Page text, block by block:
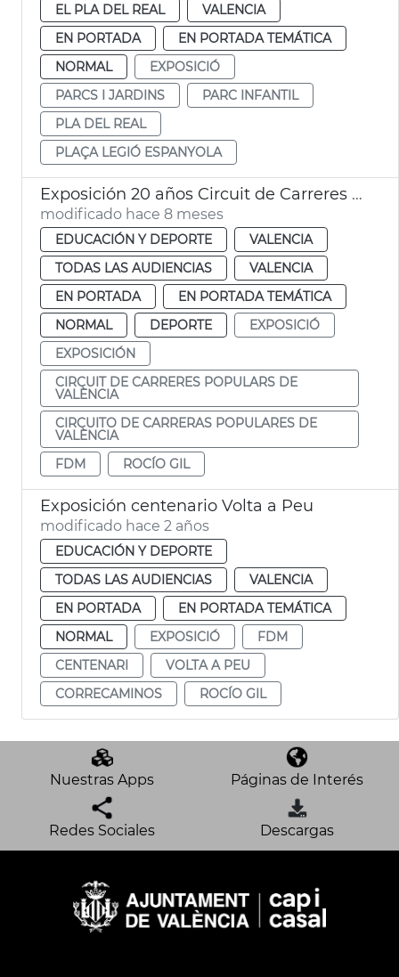
EL PLA DEL REAL
VALENCIA
EN PORTADA
EN PORTADA TEMÁTICA
NORMAL
EXPOSICIÓ
PARCS I JARDINS
PARC INFANTIL
PLA DEL REAL
PLAÇA LEGIÓ ESPANYOLA
Exposición 20 años Circuit de Carreres Caixa Popular Ciutat de València
modificado hace 8 meses
EDUCACIÓN Y DEPORTE
VALENCIA
TODAS LAS AUDIENCIAS
VALENCIA
EN PORTADA
EN PORTADA TEMÁTICA
NORMAL
DEPORTE
EXPOSICIÓ
EXPOSICIÓN
CIRCUIT DE CARRERES POPULARS DE
VALÈNCIA
CIRCUITO DE CARRERAS POPULARES DE
VALÈNCIA
FDM
ROCÍO GIL
Exposición centenario Volta a Peu
modificado hace 2 años
EDUCACIÓN Y DEPORTE
TODAS LAS AUDIENCIAS
VALENCIA
EN PORTADA
EN PORTADA TEMÁTICA
NORMAL
EXPOSICIÓ
FDM
CENTENARI
VOLTA A PEU
CORRECAMINOS
ROCÍO GIL
Nuestras Apps Páginas de Interés
Redes Sociales Descargas